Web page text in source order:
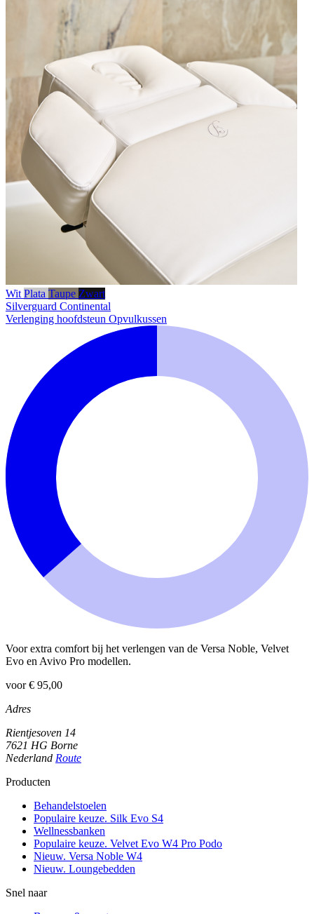
Wit Plata Taupe Zwart
Silverguard Continental
Verlenging hoofdsteun Opvulkussen
Voor extra comfort bij het verlengen van de Versa Noble, Velvet
Evo en Avivo Pro modellen.
voor € 95,00
Adres
Rientjesoven 14
7621 HG Borne
Nederland Route
Producten
Behandelstoelen
Populaire keuze. Silk Evo S4
Wellnessbanken
Populaire keuze. Velvet Evo W4 Pro Podo
Nieuw. Versa Noble W4
Nieuw. Loungebedden
Snel naar